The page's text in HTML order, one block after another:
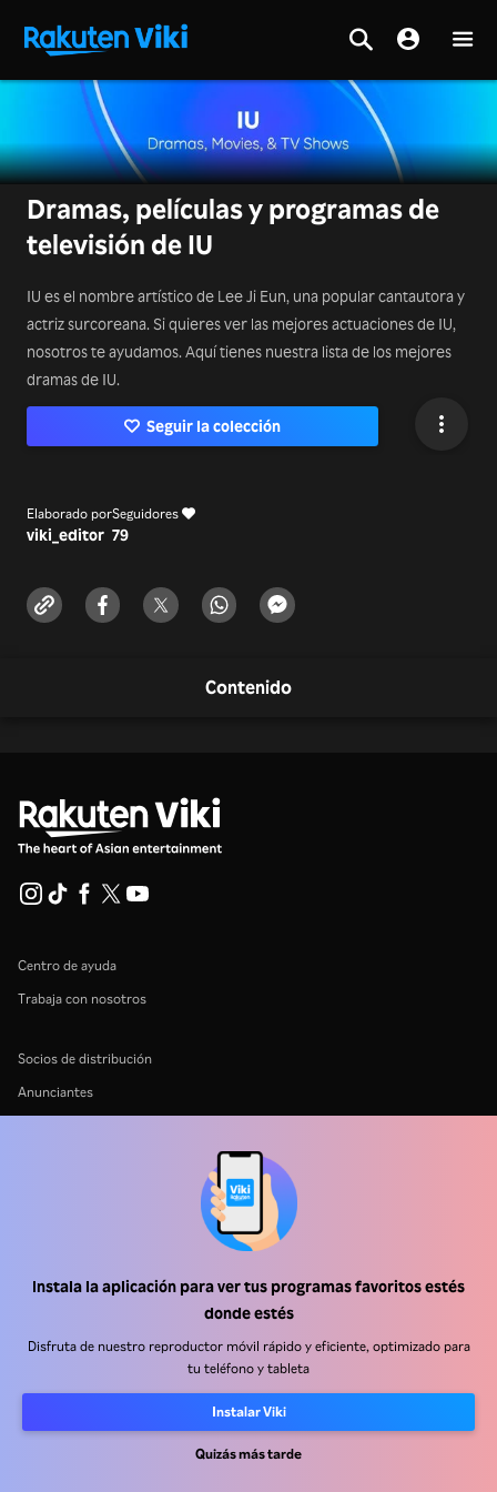
Instala la aplicación para ver tus programas favoritos estés
donde estés
Disfruta de nuestro reproductor móvil rápido y eficiente, optimizado para
tu teléfono y tableta
Instalar Viki
Quizás más tarde
Dramas, películas y programas de
televisión de IU
IU es el nombre artístico de Lee Ji Eun, una popular cantautora y
actriz surcoreana. Si quieres ver las mejores actuaciones de IU,
nosotros te ayudamos. Aquí tienes nuestra lista de los mejores
dramas de IU.
Seguir la colección
Elaborado por
viki_editor
Seguidores
79
Contenido
Centro de ayuda
Trabaja con nosotros
Socios de distribución
Anunciantes
Política de cookies y tecnologías de seguimiento
Política de derechos de autor
RakutenRakuten KoboRakuten ViberRakuten TravelMore servicesAbout Rakuten